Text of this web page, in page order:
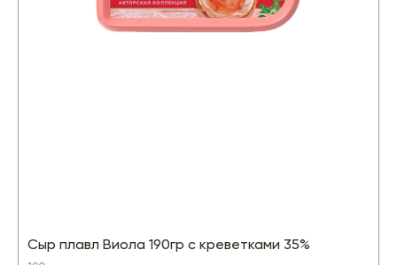
Сыр плавл Виола 190гр с креветками 35%